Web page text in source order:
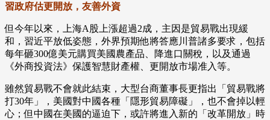
習政府估更開放，友善外資
但今年以來，上海A股上漲超過2成，主因是貿易戰出現緩
和，習近平放低姿態，外界預期他將答應川普諸多要求，包括
每年砸300億美元購買美國農產品、降進口關稅，以及通過
《外商投資法》保護智慧財產權、更開放市場准入等。
雖然貿易戰不會就此結束，大型台商董事長更指出「貿易戰將
打30年」，美國對中國各種「隱形貿易障礙」，也不會掉以輕
心；但中國在美國的逼迫下，或許將進入新的「改革開放」時